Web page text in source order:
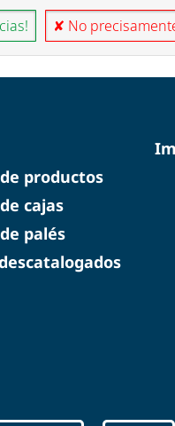
✘ No
productos
cajas
palés